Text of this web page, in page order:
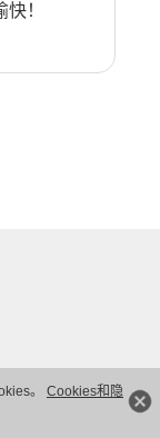
。 Cookies和隐
！